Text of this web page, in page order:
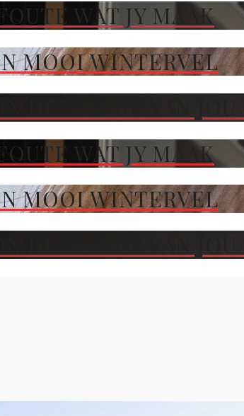
WAT JY MAAK
MOOI WINTERVEL
WAT JY MAAK
MOOI WINTERVEL